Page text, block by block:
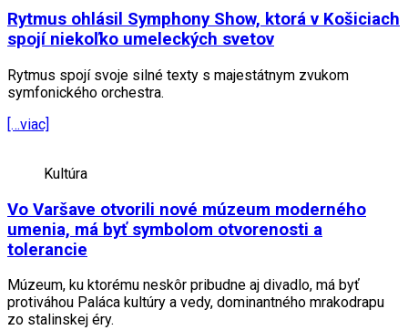
Rytmus ohlásil Symphony Show, ktorá v Košiciach
spojí niekoľko umeleckých svetov
Rytmus spojí svoje silné texty s majestátnym zvukom
symfonického orchestra.
[…viac]
Kultúra
Vo Varšave otvorili nové múzeum moderného
umenia, má byť symbolom otvorenosti a
tolerancie
Múzeum, ku ktorému neskôr pribudne aj divadlo, má byť
protiváhou Paláca kultúry a vedy, dominantného mrakodrapu
zo stalinskej éry.